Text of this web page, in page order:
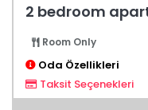
2 bedroom
Room Only
Oda Özellikleri
Taksit Seçenekleri